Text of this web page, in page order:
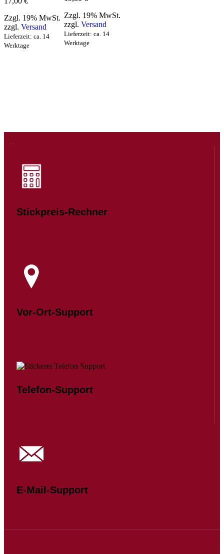
Zzgl. 19% MwSt.
zzgl. Versand
Lieferzeit: ca. 14
Werktage
Zzgl. 19% MwSt.
zzgl. Versand
Lieferzeit: ca. 14
Werktage
Stickpreis-Rechner
Vor-Ort-Support
Telefon-Support
E-Mail-Support